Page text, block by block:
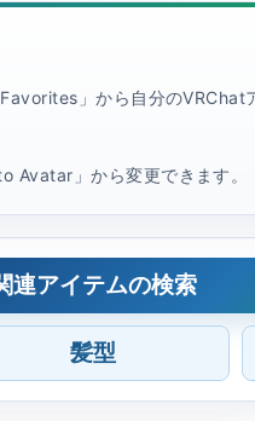
」から自分のVRChat
Avatar」から変更できます。
連アイテムの検索
髪型